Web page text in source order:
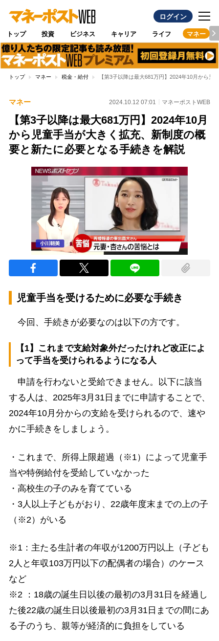
ログイン
トップ 投資 ビジネス キャリア ライフ マネー
トップ マネー 税金・給付 【第3子以降は最大681万円】2024年10月から
マネー 2024.10.12 07:01 マネーポストWEB
【第3子以降は最大681万円】2024年10月
から児童手当が大きく拡充、新制度の概
要と新たに必要となる手続きを解説
児童手当を受けるために必要な手続き
今回、手続きが必要なのは以下の方です。
【1】これまで支給対象外だったけれど改正によ
って手当を受けられるようになる人
申請を行わないと受給できません。以下に該当
する人は、2025年3月31日までに申請することで、
2024年10月分からの支給を受けられるので、速や
かに手続きをしましょう。
・これまで、所得上限超過（※1）によって児童手
当や特例給付を受給していなかった
・高校生の子のみを育てている
・3人以上子どもがおり、22歳年度末までの上の子
（※2）がいる
※1：主たる生計者の年収が1200万円以上（子ども
2人と年収103万円以下の配偶者の場合）のケース
など
※2 ：18歳の誕生日以後の最初の3月31日を経過し
た後22歳の誕生日以後最初の3月31日までの間にあ
る子のうち、親等が経済的に負担をしている